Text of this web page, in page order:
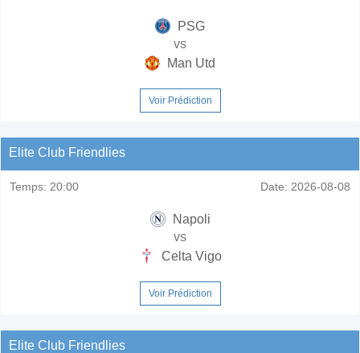
PSG
vs
Man Utd
Voir Prédiction
Elite Club Friendlies
Temps: 20:00 Date: 2026-08-08
Napoli
vs
Celta Vigo
Voir Prédiction
Elite Club Friendlies